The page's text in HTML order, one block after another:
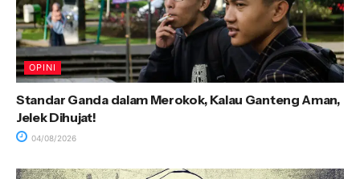
OPINI
Standar Ganda dalam Merokok, Kalau Ganteng Aman,
Jelek Dihujat!
04/08/2026